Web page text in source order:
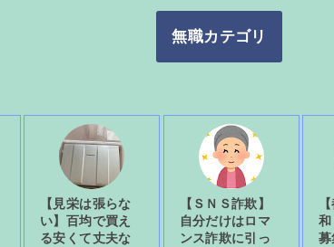
無職カテゴリ
【見栄は張らな
い】百均で買え
る安くて丈夫な
【ＳＮＳ詐欺】
自分だけはロマ
ンス詐欺に引っ
和
募